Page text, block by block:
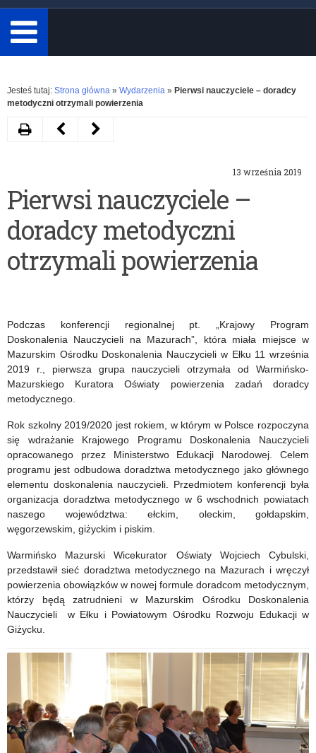
minimum
3
znaki.
Rozwiń
Jesteś tutaj: Strona główna » Wydarzenia » Pierwsi nauczyciele – doradcy
metodyczni otrzymali powierzenia
13 września 2019
Pierwsi nauczyciele –
doradcy metodyczni
otrzymali powierzenia
Podczas konferencji regionalnej pt. „Krajowy Program
Doskonalenia Nauczycieli na Mazurach”, która miała miejsce w
Mazurskim Ośrodku Doskonalenia Nauczycieli w Ełku 11 września
2019 r., pierwsza grupa nauczycieli otrzymała od Warmińsko-
Mazurskiego Kuratora Oświaty powierzenia zadań doradcy
metodycznego.
Rok szkolny 2019/2020 jest rokiem, w którym w Polsce rozpoczyna
się wdrażanie Krajowego Programu Doskonalenia Nauczycieli
opracowanego przez Ministerstwo Edukacji Narodowej. Celem
programu jest odbudowa doradztwa metodycznego jako głównego
elementu doskonalenia nauczycieli. Przedmiotem konferencji była
organizacja doradztwa metodycznego w 6 wschodnich powiatach
naszego województwa: ełckim, oleckim, gołdapskim,
węgorzewskim, giżyckim i piskim.
Warmińsko Mazurski Wicekurator Oświaty Wojciech Cybulski,
przedstawił sieć doradztwa metodycznego na Mazurach i wręczył
powierzenia obowiązków w nowej formule doradcom metodycznym,
którzy będą zatrudnieni w Mazurskim Ośrodku Doskonalenia
Nauczycieli w Ełku i Powiatowym Ośrodku Rozwoju Edukacji w
Giżycku.
DrukujNastępny
w
Twojej
Szkole
Poprzedni
Konferencja
Szkół
Promujących
Zdrowie
Nidzica
2019